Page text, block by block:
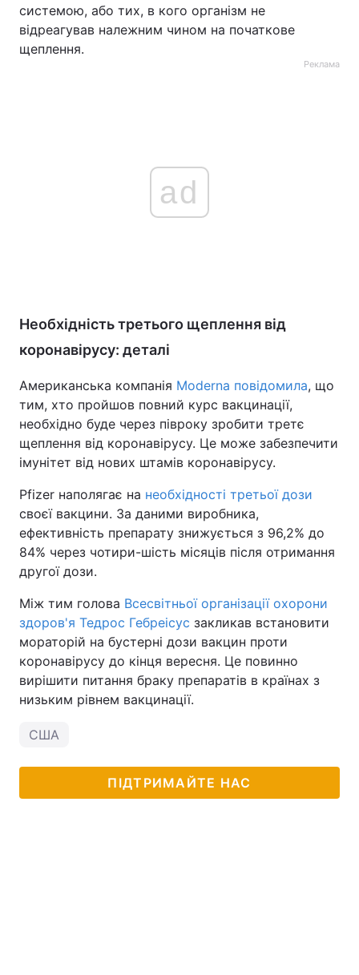
системою, або тих, в кого організм не
відреагував належним чином на початкове
щеплення.
Реклама
ad
Необхідність третього щеплення від
коронавірусу: деталі
Американська компанія Moderna повідомила, що
тим, хто пройшов повний курс вакцинації,
необхідно буде через півроку зробити третє
щеплення від коронавірусу. Це може забезпечити
імунітет від нових штамів коронавірусу.
Pfizer наполягає на необхідності третьої дози
своєї вакцини. За даними виробника,
ефективність препарату знижується з 96,2% до
84% через чотири-шість місяців після отримання
другої дози.
Між тим голова Всесвітньої організації охорони
здоров'я Тедрос Гебреісус закликав встановити
мораторій на бустерні дози вакцин проти
коронавірусу до кінця вересня. Це повинно
вирішити питання браку препаратів в країнах з
низьким рівнем вакцинації.
США
ПІДТРИМАЙТЕ НАС